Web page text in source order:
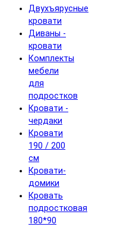
Двухъярусные
кровати
Диваны -
кровати
Комплекты
мебели
для
подростков
Кровати -
чердаки
Кровати
190 / 200
см
Кровати-
домики
Кровать
подростковая
180*90